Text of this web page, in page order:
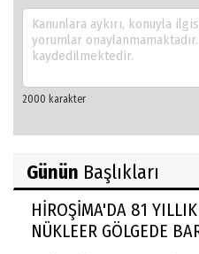
Günün Başlıkları
HİROŞİMA'DA 81
NÜKLEER GÖLGEDE